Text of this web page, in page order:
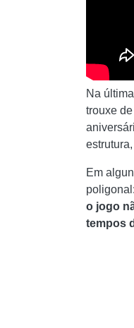
Na
trouxe
Em
o jogo
tempos